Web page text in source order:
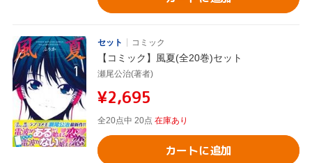
セット コミック
【コミック】風夏(全20巻)セット
瀬尾公治(著者)
¥2,695
全20点中 20点 在庫あり
カートに追加